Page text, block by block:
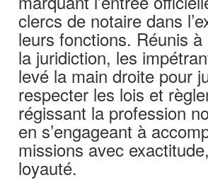
clercs de notaire dans
leurs fonctions. Réunis
la juridiction, les
levé la main droite pour
respecter les lois et
régissant la profession
en s’engageant à
missions avec
loyauté.